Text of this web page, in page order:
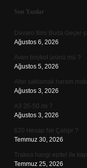
Sidebar
Son Yazılar
Davaro filmi Buda Geçer
Ağustos 6, 2026
Aven boykot ürünü mü ?
Ağustos 5, 2026
Altın saklamak haram
Ağustos 3, 2026
A3 35-50 mi ?
Ağustos 3, 2026
620 Hesap Ne Çalışır ?
Temmuz 30, 2026
Trakea hangi epitel ile
Temmuz 25, 2026